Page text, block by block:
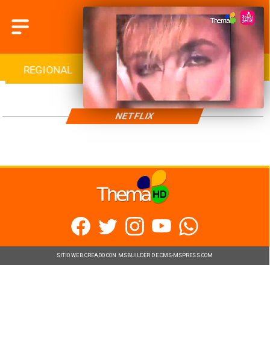
REGIONAL INTERNACIONAL DEPORTES
NETFLIX
SITIO WEB CREADO CON MSBUILDER DE CMS-MSPRESS.COM